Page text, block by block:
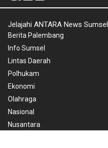
Jelajahi ANTARA News Sumsel
Berita Palembang
Info Sumsel
Lintas Daerah
Polhukam
Ekonomi
Olahraga
Nasional
Nusantara